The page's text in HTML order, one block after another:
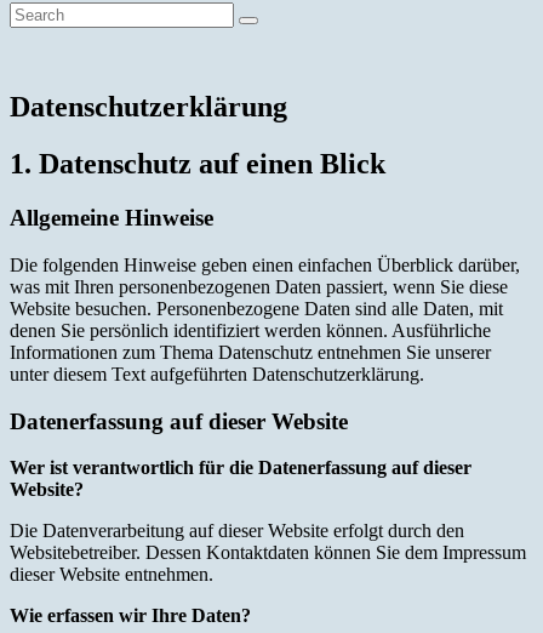
Datenschutzerklärung
1. Datenschutz auf einen Blick
Allgemeine Hinweise
Die folgenden Hinweise geben einen einfachen Überblick darüber,
was mit Ihren personenbezogenen Daten passiert, wenn Sie diese
Website besuchen. Personenbezogene Daten sind alle Daten, mit
denen Sie persönlich identifiziert werden können. Ausführliche
Informationen zum Thema Datenschutz entnehmen Sie unserer
unter diesem Text aufgeführten Datenschutzerklärung.
Datenerfassung auf dieser Website
Wer ist verantwortlich für die Datenerfassung auf dieser
Website?
Die Datenverarbeitung auf dieser Website erfolgt durch den
Websitebetreiber. Dessen Kontaktdaten können Sie dem Impressum
dieser Website entnehmen.
Wie erfassen wir Ihre Daten?